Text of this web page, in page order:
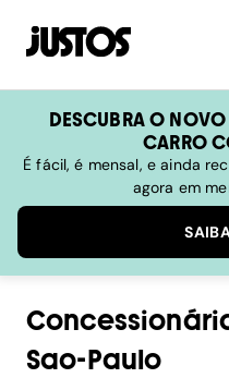
DESCUBRA O NOVO
CARRO
É fácil, é mensal, e ainda
agora em
Sao-Paulo